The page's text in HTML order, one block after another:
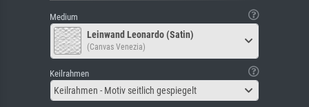
Medium
Leinwand Leonardo (Satin)
(Canvas Venezia)
Keilrahmen
Keilrahmen - Motiv seitlich gespiegelt